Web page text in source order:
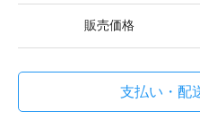
販売価格
支払い・配